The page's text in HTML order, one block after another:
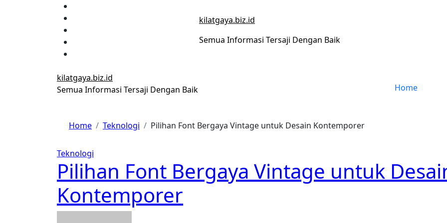
kilatgaya.biz.id
Semua Informasi Tersaji Dengan Baik
kilatgaya.biz.id
Semua Informasi Tersaji Dengan Baik
Home
Home Teknologi Pilihan Font Bergaya Vintage untuk Desain Kontemporer
Teknologi
Pilihan Font Bergaya Vintage untuk
Kontemporer